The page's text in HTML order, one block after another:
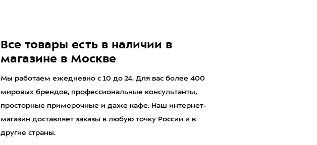
Все товары есть в наличии в
магазине в Москве
Мы работаем ежедневно с 10 до 24. Для вас более 400
мировых брендов, профессиональные консультанты,
просторные примерочные и даже кафе. Наш интернет-
магазин доставляет заказы в любую точку России и в
другие страны.